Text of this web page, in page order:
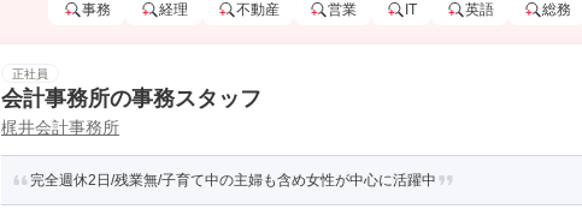
事務 経理 不動産 営業 IT 英語 総務
正社員
会計事務所の事務スタッフ
梶井会計事務所
完全週休2日/残業無/子育て中の主婦も含め女性が中心に活躍中